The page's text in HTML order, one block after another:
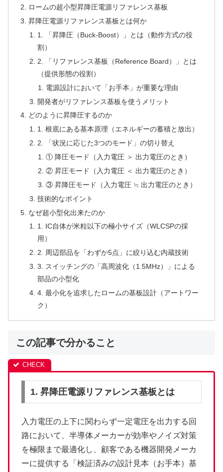
ロームの超小型昇降圧電源リファレンス基板
昇降圧電源リファレンス基板とは何か
1. 「昇降圧（Buck-Boost）」とは（動作方式の役
割）
2. 「リファレンス基板（Reference Board）」とは
（提供形態の役割）
電源設計において「お手本」が重要な理由
開発者がリファレンス基板を使うメリット
どのように昇降圧するのか
1. 根底にある基本原理（エネルギーの蓄積と放出）
2. 「状況に応じた3つのモード」の切り替え
① 降圧モード（入力電圧 ＞ 出力電圧のとき）
② 昇圧モード（入力電圧 ＜ 出力電圧のとき）
③ 昇降圧モード（入力電圧 ≒ 出力電圧のとき）
技術的なポイント
なぜ超小型化出来たのか
1. IC自体が米粒以下の極小サイズ（WLCSPの採
用）
2. 周辺部品を「わずか5点」に絞り込む内蔵技術
3. スイッチングの「高周波化（1.5MHz）」による
部品の小型化
4. 最小化を追求したロームの基板設計（アートワー
ク）
この記事で分かること
1. 昇降圧電源リファレンス基板とは
入力電圧の上下に関わらず一定電圧を出力する回
路において、半導体メーカーが効率やノイズ対策
を極限まで最適化し、顧客である機器開発メーカ
ーに提供する「検証済みの設計見本（お手本）基